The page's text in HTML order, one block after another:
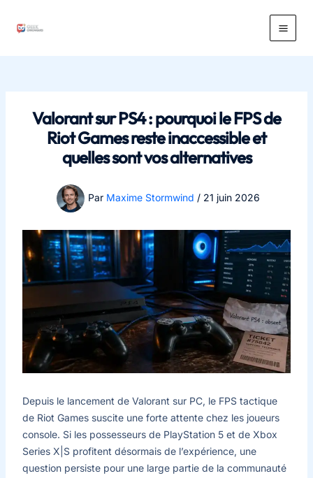
Main
Valorant sur PS4 : pourquoi le FPS de
Riot Games reste inaccessible et
quelles sont vos alternatives
Par Maxime Stormwind / 21 juin 2026
Depuis le lancement de Valorant sur PC, le FPS tactique
de Riot Games suscite une forte attente chez les joueurs
console. Si les possesseurs de PlayStation 5 et de Xbox
Series X|S profitent désormais de l’expérience, une
question persiste pour une large partie de la communauté